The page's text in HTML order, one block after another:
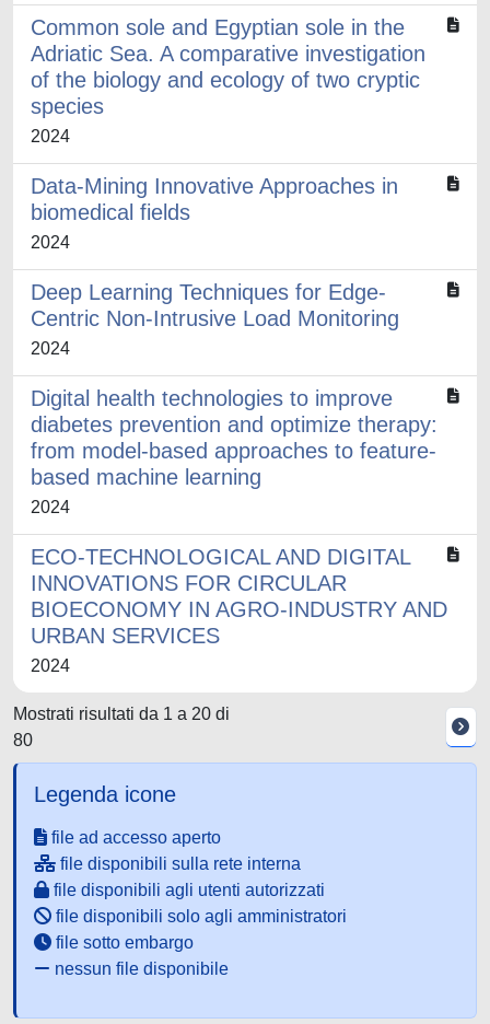
Common sole and Egyptian sole in the
Adriatic Sea. A comparative investigation
of the biology and ecology of two cryptic
species
2024
Data-Mining Innovative Approaches in
biomedical fields
2024
Deep Learning Techniques for Edge-
Centric Non-Intrusive Load Monitoring
2024
Digital health technologies to improve
diabetes prevention and optimize therapy:
from model-based approaches to feature-
based machine learning
2024
ECO-TECHNOLOGICAL AND DIGITAL
INNOVATIONS FOR CIRCULAR
BIOECONOMY IN AGRO-INDUSTRY AND
URBAN SERVICES
2024
Mostrati risultati da 1 a 20 di
80
Legenda icone
file ad accesso aperto
file disponibili sulla rete interna
file disponibili agli utenti autorizzati
file disponibili solo agli amministratori
file sotto embargo
nessun file disponibile